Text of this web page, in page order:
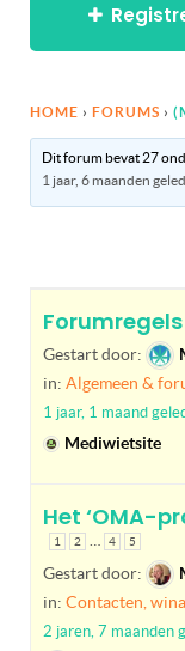
HOME › FORUMS ›
Dit forum bevat 27
1 jaar, 6 maanden
Forumregels
Gestart door:
in: Algemeen &
1 jaar, 1 maand
Mediwietsite
Het ‘OMA-
1 2 4 5
Gestart door:
in: Contacten,
2 jaren, 7 maanden